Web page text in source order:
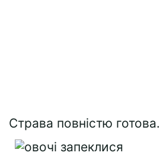
Страва повністю готова.